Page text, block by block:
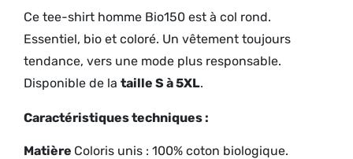
Ce tee-shirt homme Bio150 est à col rond.
Essentiel, bio et coloré. Un vêtement toujours
tendance, vers une mode plus responsable.
Disponible de la taille S à 5XL.
Caractéristiques techniques :
Matière Coloris unis : 100% coton biologique.